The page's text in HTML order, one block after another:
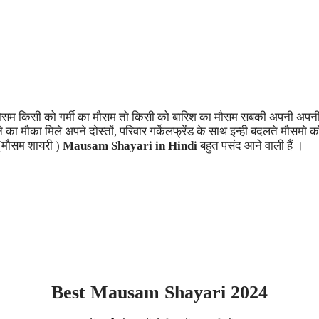
किसी को गर्मी का मौसम तो किसी को बारिश का मौसम सबकी अपनी
मौका मिले अपने दोस्तों, परिवार गर्केलफ्रेंड के साथ इन्ही बदलते
शायरी ) Mausam Shayari in Hindiबहुत पसंद आने वाली हैं ।
Best Mausam Shayari 2024